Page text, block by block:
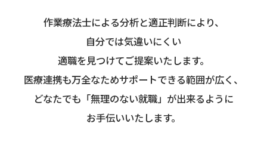
作業療法士による分析と適正判断により、
自分では気違いにくい
適職を見つけてご提案いたします。
医療連携も万全なためサポートできる範囲が広く、
どなたでも「無理のない就職」が出来るように
お手伝いいたします。